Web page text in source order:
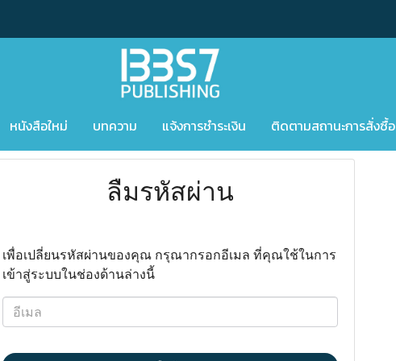
หนังสือใหม่ บทความ แจ้งการชำระเงิน ติดตามสถานะการสั่งซื้อ
ลืมรหัสผ่าน
เพื่อเปลี่ยนรหัสผ่านของคุณ กรุณากรอกอีเมล ที่คุณใช้ในการ
เข้าสู่ระบบในช่องด้านล่างนี้